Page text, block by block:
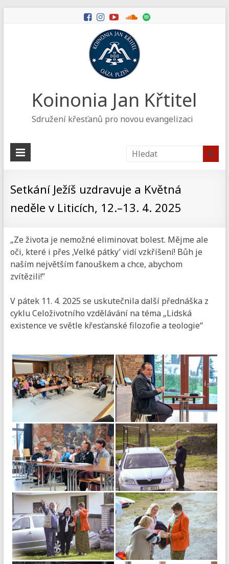
Koinonia Jan Křtitel
Sdružení křesťanů pro novou evangelizaci
Setkání Ježíš uzdravuje a Květná
neděle v Liticích, 12.–13. 4. 2025
„Ze života je nemožné eliminovat bolest. Mějme ale
oči, které i přes ,Velké pátky’ vidí vzkříšení! Bůh je
naším největším fanouškem a chce, abychom
zvítězili!”
V pátek 11. 4. 2025 se uskutečnila další přednáška z
cyklu Celoživotního vzdělávání na téma „Lidská
existence ve světle křesťanské filozofie a teologie“